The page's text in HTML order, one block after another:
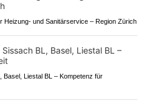
Heizung- und Sanitärservice – Region Zürich
Liestal BL – Kompetenz für